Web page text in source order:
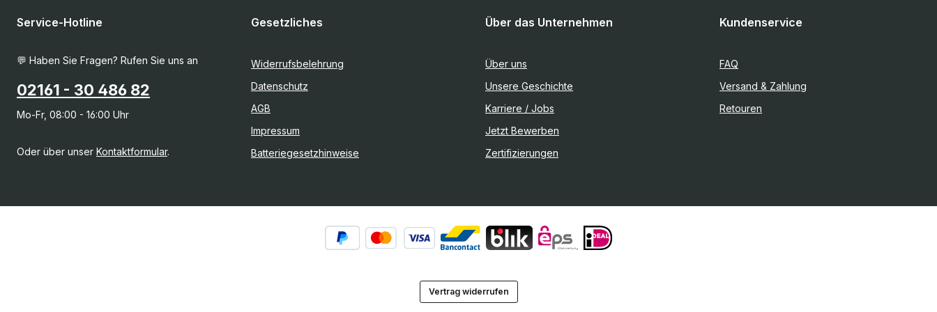
Service-Hotline
💬 Haben Sie Fragen? Rufen Sie uns an
02161 - 30 486 82
Mo-Fr, 08:00 - 16:00 Uhr
Oder über unser Kontaktformular.
Gesetzliches
Widerrufsbelehrung
Datenschutz
AGB
Impressum
Batteriegesetzhinweise
Über das Unternehmen
Über uns
Unsere Geschichte
Karriere / Jobs
Jetzt Bewerben
Zertifizierungen
Kundenservice
FAQ
Versand & Zahlung
Retouren
Vertrag widerrufen